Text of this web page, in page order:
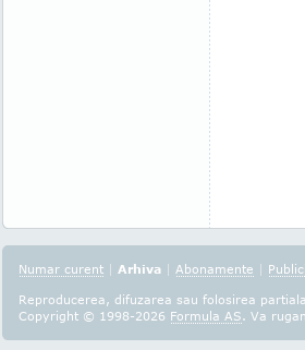
Numar curent | Arhiva | Abonamente |
Reproducerea, difuzarea sau folosirea
Copyright © 1998-2026 Formula AS. Va